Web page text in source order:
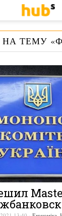
НА ТЕМУ «